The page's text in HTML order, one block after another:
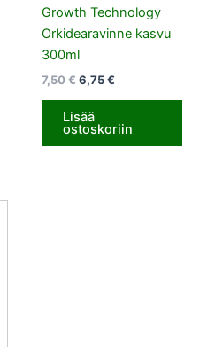
Growth Technology
Orkidearavinne kasvu
300ml
7,50€ 6,75€
Lisää
ostoskoriin